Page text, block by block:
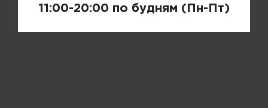
11:00-20:00 по будням (Пн-Пт)